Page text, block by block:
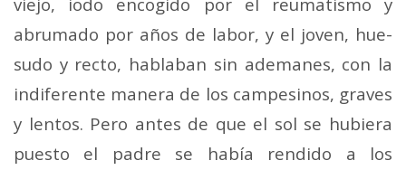
abrumado por años de labor, y el joven, hue­
sudo y recto, hablaban sin ademanes, con la
indiferente manera de los campesinos, graves
y lentos. Pero antes de que el sol se hubiera
puesto el padre se había rendido a los